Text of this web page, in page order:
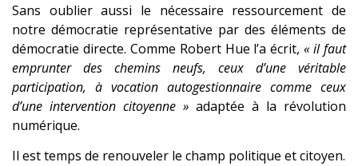
Sans oublier aussi le nécessaire ressourcement de
notre démocratie représentative par des éléments de
démocratie directe. Comme Robert Hue l’a écrit,« il faut
emprunter des chemins neufs, ceux d’une véritable
participation, à vocation autogestionnaire comme ceux
d’une intervention citoyenne » adaptée à la révolution
numérique.
Il est temps de renouveler le champ politique et citoyen.